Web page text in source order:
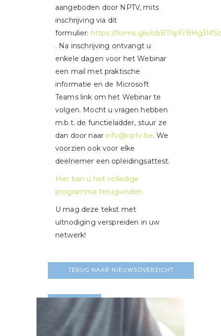
aangeboden door NPTV, mits
inschrijving via dit
formulier: https://forms.gle/
. Na inschrijving ontvangt u
enkele dagen voor het Webinar
een mail met praktische
informatie en de Microsoft
Teams link om het Webinar te
volgen. Mocht u vragen hebben
m.b.t. de functieladder, stuur ze
dan door naar info@nptv.be. We
voorzien ook voor elke
deelnemer een opleidingsattest.
Hier kan u het volledige
programma terugvinden.
U mag deze tekst met
uitnodiging verspreiden in uw
netwerk!
TERUG NAAR NIEUWSOVERZICHT